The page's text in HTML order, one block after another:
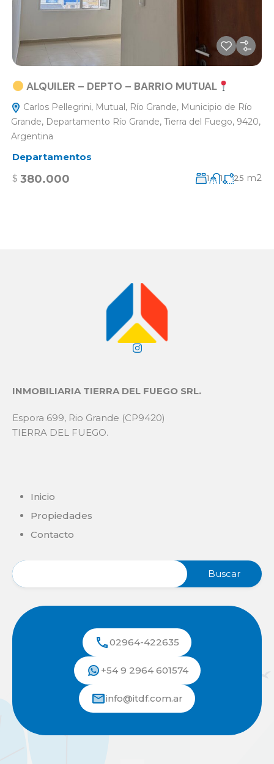
ALQUILER – DEPTO – BARRIO MUTUAL
Carlos Pellegrini, Mutual, Río Grande, Municipio de Río
Grande, Departamento Río Grande, Tierra del Fuego, 9420,
Argentina
Departamentos
$ 380.000 1 1 25 m2
INMOBILIARIA TIERRA DEL FUEGO SRL.
Espora 699, Rio Grande (CP9420)
TIERRA DEL FUEGO.
Inicio
Propiedades
Contacto
02964-422635
+54 9 2964 601574
info@itdf.com.ar